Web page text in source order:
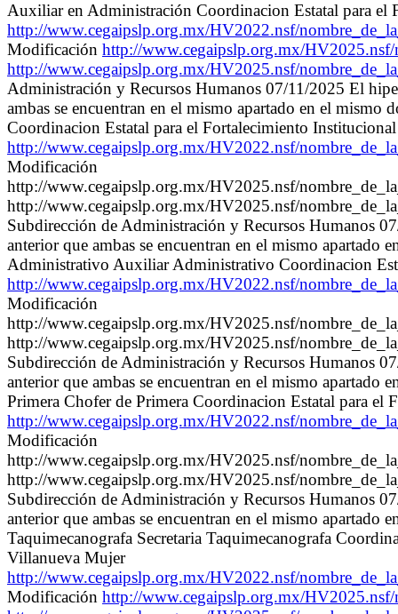
Auxiliar en Administración Coordinacion Estatal para
http://www.cegaipslp.org.mx/HV2022.nsf/
Modificación http://www.cegaipslp.org.mx/
http://www.cegaipslp.org.mx/HV2025.nsf/
Administración y Recursos Humanos 07/11/2025 El
ambas se encuentran en el mismo apartado en el
Coordinacion Estatal para el Fortalecimiento
http://www.cegaipslp.org.mx/HV2022.nsf/
Modificación
http://www.cegaipslp.org.mx/HV2025.nsf/
http://www.cegaipslp.org.mx/HV2025.nsf/
Subdirección de Administración y Recursos Humanos
anterior que ambas se encuentran en el mismo
Administrativo Auxiliar Administrativo Coordinacion
http://www.cegaipslp.org.mx/HV2022.nsf/
Modificación
http://www.cegaipslp.org.mx/HV2025.nsf/
http://www.cegaipslp.org.mx/HV2025.nsf/
Subdirección de Administración y Recursos Humanos
anterior que ambas se encuentran en el mismo
Primera Chofer de Primera Coordinacion Estatal para
http://www.cegaipslp.org.mx/HV2022.nsf/
Modificación
http://www.cegaipslp.org.mx/HV2025.nsf/
http://www.cegaipslp.org.mx/HV2025.nsf/
Subdirección de Administración y Recursos Humanos
anterior que ambas se encuentran en el mismo
Taquimecanografa Secretaria Taquimecanografa
Villanueva Mujer
http://www.cegaipslp.org.mx/HV2022.nsf/
Modificación http://www.cegaipslp.org.mx/